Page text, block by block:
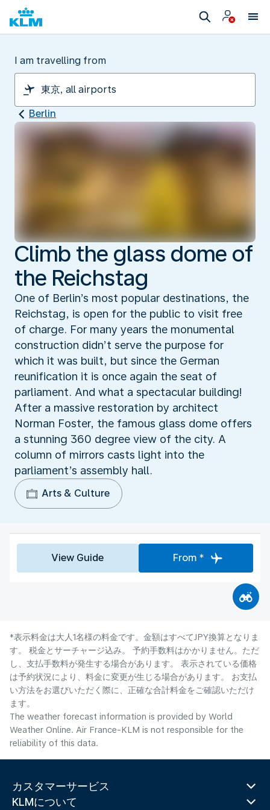
I am travelling from
Berlin
Climb the glass dome of
the Reichstag
One of Berlin’s most popular destinations, the
Reichstag, is open for the public to visit free
of charge. For many years the monumental
construction didn’t serve the purpose for
which it was built, but since the German
reunification it is once again the seat of
parliament. And what a spectacular building!
After a massive restoration by architect
Norman Foster, the famous glass dome offers
a stunning 360 degree view of the city. A
column of mirrors casts light into the
parliament’s assembly hall.
Arts & Culture
View Guide From *
*表示料金は大人1名様の料金です。金額はすべてJPY換算となりま
す。 税金とサーチャージ込み。 予約手数料はかかりません。ただ
し、支払手数料が発生する場合があります。 表示されている価格
は予約状況により、料金に変更が生じる場合があります。 お支払
い方法をお選びいただく際に、正確な合計料金をご確認いただけ
ます。
The weather forecast information is provided by World
Weather Online. Air France-KLM is not responsible for the
reliability of this data.
カスタマーサービス
KLMについて